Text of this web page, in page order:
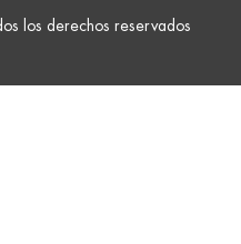
los derechos reservados